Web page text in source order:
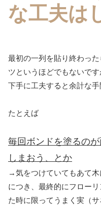
な工夫は
最初の一列を貼り終わっ
ツというほどでもないで
下手に工夫すると余計な手
たとえば
毎回ボンドを塗るの
しまおう、とか
→気をつけていてもあて
につき、最終的にフロー
た時に限ってうまく実（